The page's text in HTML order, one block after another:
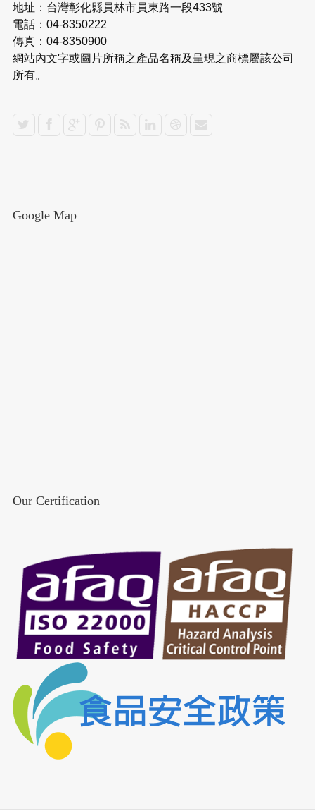
地址：台灣彰化縣員林市員東路一段433號
電話：04-8350222
傳真：04-8350900
網站內文字或圖片所稱之產品名稱及呈現之商標屬該公司
所有。
Google Map
Our Certification